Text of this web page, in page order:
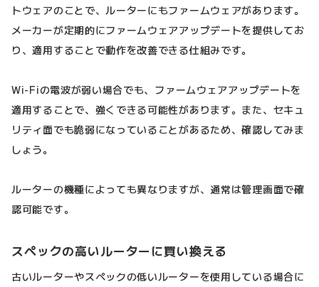
トウェアのことで、ルーターにもファームウェアがあります。
メーカーが定期的にファームウェアアップデートを提供してお
り、適用することで動作を改善できる仕組みです。
Wi-Fiの電波が弱い場合でも、ファームウェアアップデートを
適用することで、強くできる可能性があります。また、セキュ
リティ面でも脆弱になっていることがあるため、確認してみま
しょう。
ルーターの機種によっても異なりますが、通常は管理画面で確
認可能です。
スペックの高いルーターに買い換える
古いルーターやスペックの低いルーターを使用している場合に